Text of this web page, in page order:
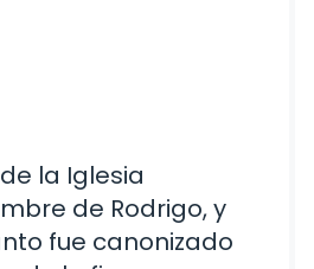
la Iglesia
de Rodrigo, y
fue canonizado